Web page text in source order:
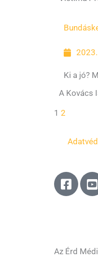
Ki a jó?
A Kovács
1 2
F
a
o
o
e
Az Érd